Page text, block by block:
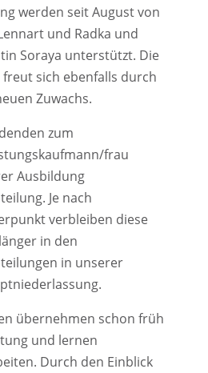
werden seit August von
und Radka und
Soraya unterstützt. Die
sich ebenfalls durch
Zuwachs.
zum
frau
Ausbildung
Je nach
verbleiben diese
in den
in unserer
übernehmen schon früh
und lernen
Durch den Einblick